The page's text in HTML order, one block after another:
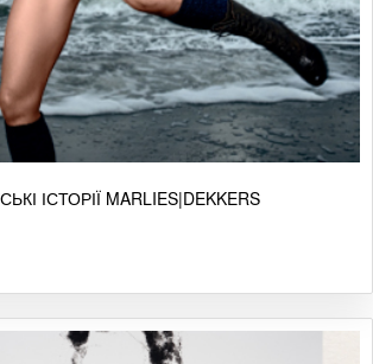
ІСТОРІЇ MARLIES|DEKKERS